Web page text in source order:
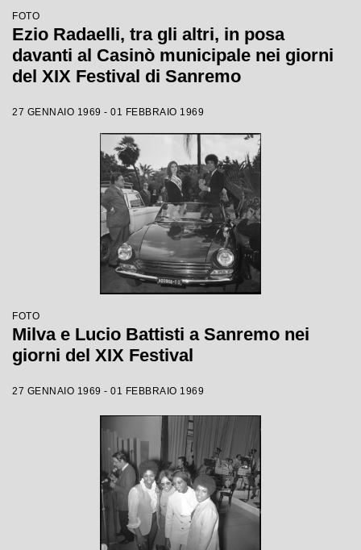
FOTO
Ezio Radaelli, tra gli altri, in posa
davanti al Casinò municipale nei giorni
del XIX Festival di Sanremo
27 GENNAIO 1969 - 01 FEBBRAIO 1969
FOTO
Milva e Lucio Battisti a Sanremo nei
giorni del XIX Festival
27 GENNAIO 1969 - 01 FEBBRAIO 1969